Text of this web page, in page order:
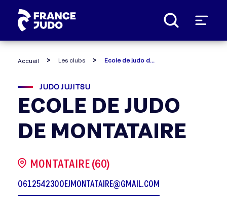
Accueil Les clubs
JUDO JUJITSU
ECOLE DE JUDO
DE MONTATAIRE
MONTATAIRE (60)
0612542300EJMONTATAIRE@GMAIL.COM